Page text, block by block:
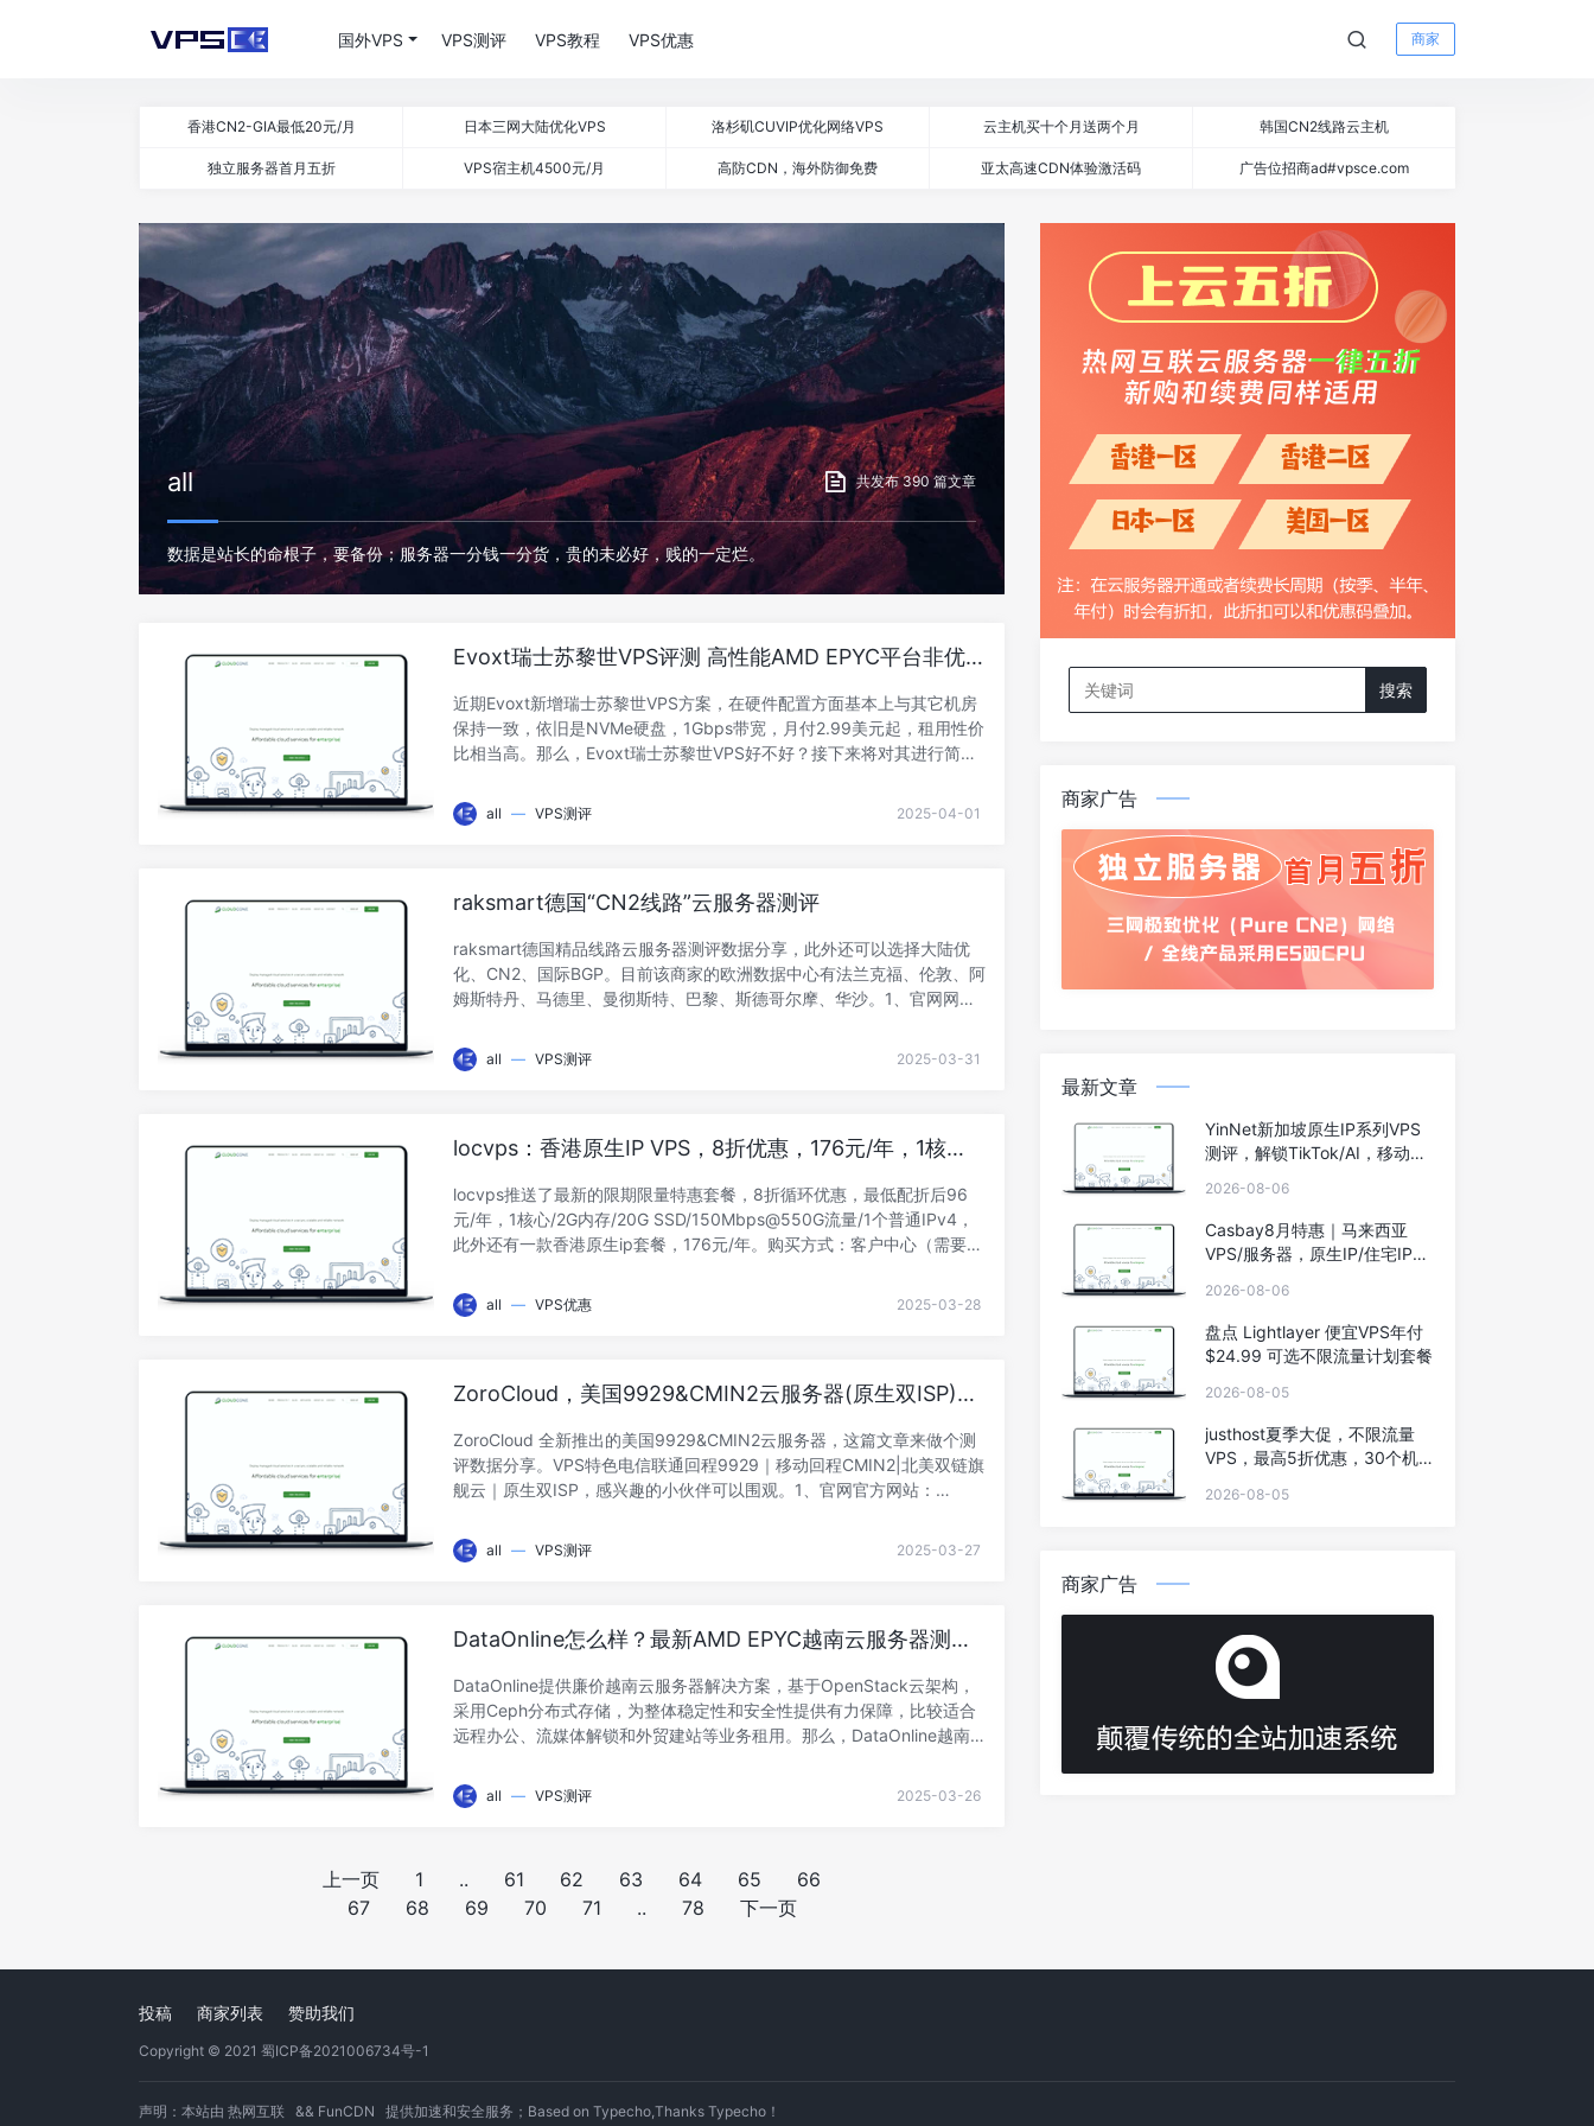
国外VPS VPS测评 VPS教程 VPS优惠 商家
香港CN2-GIA最低20元/月 日本三网大陆优化VPS 洛杉矶CUVIP优化网络VPS 云主机买十个月送两个月 韩国CN2线路云主机
独立服务器首月五折 VPS宿主机4500元/月 高防CDN，海外防御免费 亚太高速CDN体验激活码 广告位招商ad#vpsce.com
all 共发布 390 篇文章
数据是站长的命根子，要备份；服务器一分钱一分货，贵的未必好，贱的一定烂。
Evoxt瑞士苏黎世VPS评测 高性能AMD EPYC平台非优
近期Evoxt新增瑞士苏黎世VPS方案，在硬件配置方面基本上与其它机房
保持一致，依旧是NVMe硬盘，1Gbps带宽，月付2.99美元起，租用性价
比相当高。那么，Evoxt瑞士苏黎世VPS好不好？接下来将对其进行简单
准备入手的话，不妨一起来看看吧。Evoxt波兰华沙VPS全部基于KVM虚
拟化，NVMe硬盘，默认1Gbps带宽，内存、CPU、硬盘、IPv4都是可以
部分 -
all — VPS测评 2025-04-01
raksmart德国“CN2线路”云服务器测评
raksmart德国精品线路云服务器测评数据分享，此外还可以选择大陆优
化、CN2、国际BGP。目前该商家的欧洲数据中心有法兰克福、伦敦、阿
姆斯特丹、马德里、曼彻斯特、巴黎、斯德哥尔摩、华沙。1、官网网
网、CN2、国际BGP德国云服务器CPU：1核~128核内存：1G~512G系
统盘：40G SSD数据盘：HDD/SSD，可自选~带宽：1M~5000M优惠
all — VPS测评 2025-03-31
locvps：香港原生IP VPS，8折优惠，176元/年，1核
生IPv4
locvps推送了最新的限期限量特惠套餐，8折循环优惠，最低配折后96
元/年，1核心/2G内存/20G SSD/150Mbps@550G流量/1个普通IPv4，
此外还有一款香港原生ip套餐，176元/年。购买方式：客户中心（需要先
https://www.locvps.net/2、优惠活动全场8折循环优惠码：20253、限
期限量特惠计划（秒杀区）以下为原价，请注意使用8折循环优惠码：
all — VPS优惠 2025-03-28
ZoroCloud，美国9929&CMIN2云服务器(原生双ISP)测
ZoroCloud 全新推出的美国9929&CMIN2云服务器，这篇文章来做个测
评数据分享。VPS特色电信联通回程9929｜移动回程CMIN2|北美双链旗
舰云｜原生双ISP，感兴趣的小伙伴可以围观。1、官网官方网站：
测试IP：38.245.199.1 (电信联通9929，移动CMIN2)优惠码：
ZOROCLOUD807（月付83折，季度75折，年付68折）3、基本参数
all — VPS测评 2025-03-27
DataOnline怎么样？最新AMD EPYC越南云服务器测评
DataOnline提供廉价越南云服务器解决方案，基于OpenStack云架构，
采用Ceph分布式存储，为整体稳定性和安全性提供有力保障，比较适合
远程办公、流媒体解锁和外贸建站等业务租用。那么，DataOnline越南
搞活动，小编也入手一台基础型方案，本文将对其进行简单测评，看看数
据表现情况究竟如何。DataOnline越南云服务器采用KVM虚拟化，
阅读剩余部分 -
all — VPS测评 2025-03-26
上一页 1 .. 61 62 63 64 65
66
67
68 69 70 71 .. 78 下一页
Search
for:
商家广告
最新文章
YinNet新加坡原生IP系列VPS
测评，解锁TikTok/AI，移动效
2026-08-06
Casbay8月特惠｜马来西亚
VPS/服务器，原生IP/住宅IP，
月，100Mbps不限流量
2026-08-06
盘点 Lightlayer 便宜VPS年付
$24.99 可选不限流量计划套餐
2026-08-05
justhost夏季大促，不限流量
VPS，最高5折优惠，30个机
京/新加坡等
2026-08-05
商家广告
投稿 商家列表 赞助我们
Copyright © 2021 蜀ICP备2021006734号-1
声明：本站由 热网互联 && FunCDN 提供加速和安全服务；Based on Typecho,Thanks Typecho！